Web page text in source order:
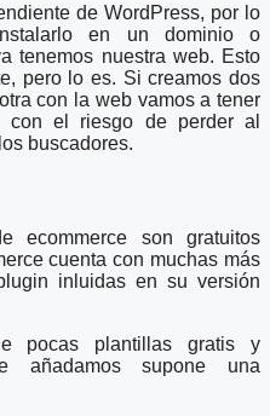
de WordPress, por lo
en un dominio o
tenemos nuestra web. Esto
pero lo es. Si creamos dos
con la web vamos a tener
con el riesgo de perder al
buscadores.
ecommerce son gratuitos
cuenta con muchas más
inluidas en su versión
pocas plantillas gratis y
añadamos supone una